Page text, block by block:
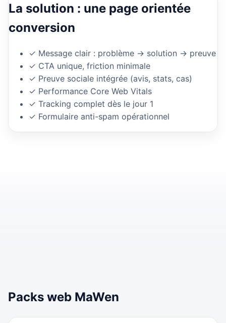
La solution : une page orientée
conversion
✓ Message clair : problème → solution → preuve
✓ CTA unique, friction minimale
✓ Preuve sociale intégrée (avis, stats, cas)
✓ Performance Core Web Vitals
✓ Tracking complet dès le jour 1
✓ Formulaire anti-spam opérationnel
Packs web MaWen